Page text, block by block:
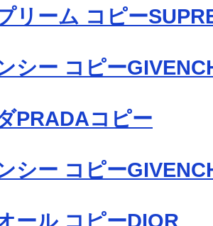
リーム コピー
シー コピー
PRADAコピー
シー コピー
ール コピーDIOR